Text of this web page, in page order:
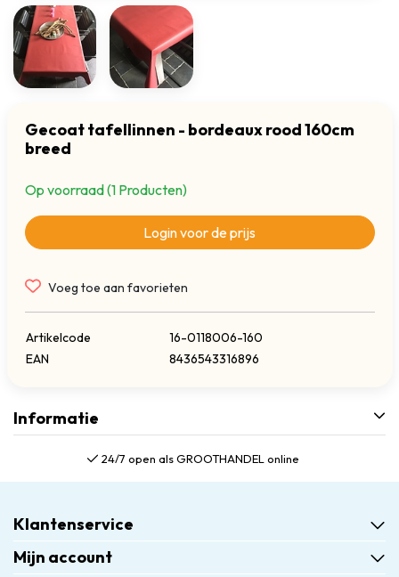
Gecoat tafellinnen - bordeaux rood 160cm
breed
Op voorraad (1 Producten)
Login voor de prijs
Voeg toe aan favorieten
Artikelcode
16-0118006-160
EAN
8436543316896
Informatie
24/7 open als GROOTHANDEL online
Klantenservice
Mijn account